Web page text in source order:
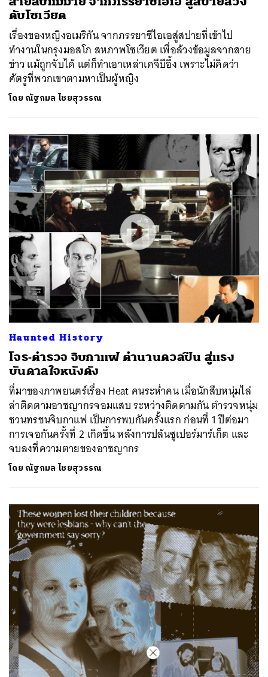
ตับโซเวียต
เรื่องของหญิงอเมริกัน จากภรรยาซีไอเอสู่สปายที่เข้าไป
ทำงานในกรุงมอสโก สหภาพโซเวียต เพื่อล้วงข้อมูลจากสาย
ข่าว แม้ถูกจับได้ แต่ก็ทำเอาเหล่าเคจีบีอึ้ง เพราะไม่คิดว่า
ศัตรูที่พวกเขาตามหาเป็นผู้หญิง
โดย ณัฐกมล ไชยสุวรรณ
Haunted History
โจร-ตำรวจ จิบกาแฟ ตำนานดวลปืน สู่แรง
บันดาลใจหนังดัง
ที่มาของภาพยนตร์เรื่อง Heat คนระห่ำคน เมื่อนักสืบหนุ่มไล่
ล่าติดตามอาชญากรจอมแสบ ระหว่างติดตามกัน ตำรวจหนุ่ม
ชวนทรชนจิบกาแฟ เป็นการพบกันครั้งแรก ก่อนที่ 1 ปีต่อมา
การเจอกันครั้งที่ 2 เกิดขึ้น หลังการปล้นซูเปอร์มาร์เก็ต และ
จบลงที่ความตายของอาชญากร
โดย ณัฐกมล ไชยสุวรรณ